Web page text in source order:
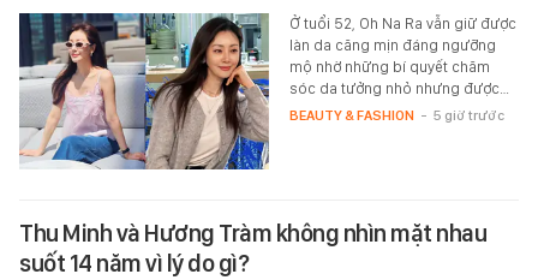
Ở tuổi 52, Oh Na Ra vẫn giữ được
làn da căng mịn đáng ngưỡng
mộ nhờ những bí quyết chăm
sóc da tưởng nhỏ nhưng được…
BEAUTY & FASHION - 5 giờ trước
Thu Minh và Hương Tràm không nhìn mặt nhau
suốt 14 năm vì lý do gì?